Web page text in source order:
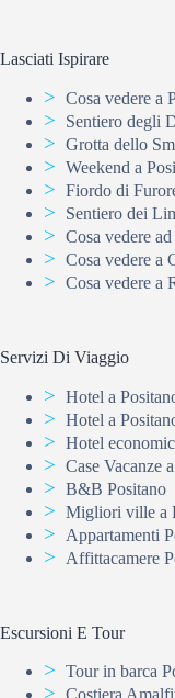
Lasciati Ispirare
Cosa vedere a
Sentiero degli
Grotta dello
Weekend a
Fiordo di
Sentiero dei
Cosa vedere
Cosa vedere a
Cosa vedere a
Servizi Di Viaggio
Hotel a
Hotel a
Hotel
Case Vacanze
B&B Positano
Migliori ville a
Appartamenti
Affittacamere
Escursioni E Tour
Tour in barca